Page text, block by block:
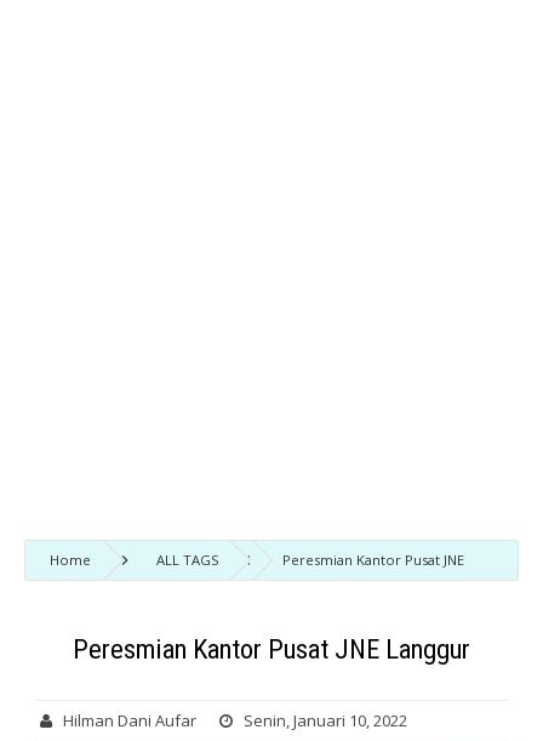
Home ALL TAGS
Peresmian Kantor Pusat JNE
Langgur
Peresmian Kantor Pusat JNE Langgur
Hilman Dani Aufar
Senin, Januari 10, 2022